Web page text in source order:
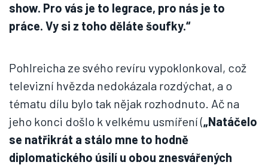
show. Pro vás je to legrace, pro nás je to
práce. Vy si z toho děláte šoufky.“
Pohlreicha ze svého revíru vypoklonkoval, což
televizní hvězda nedokázala rozdýchat, a o
tématu dílu bylo tak nějak rozhodnuto. Ač na
jeho konci došlo k velkému usmíření („Natáčelo
se natřikrát a stálo mne to hodně
diplomatického úsilí u obou znesvářených